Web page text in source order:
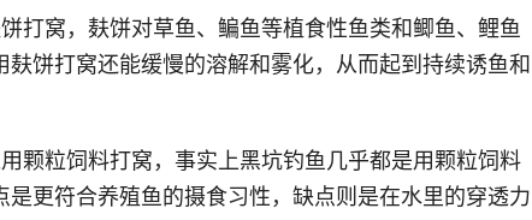
打窝，麸饼对草鱼、鳊鱼等植食性鱼类和鲫鱼、鲤鱼
饼打窝还能缓慢的溶解和雾化，从而起到持续诱鱼和
颗粒饲料打窝，事实上黑坑钓鱼几乎都是用颗粒饲料
更符合养殖鱼的摄食习性，缺点则是在水里的穿透力